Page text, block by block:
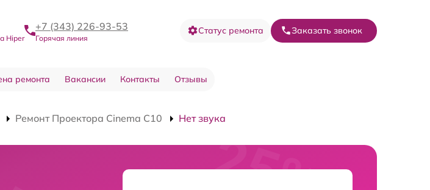
Hiper
+7 (343) 226-93-53
Горячая линия
Статус ремонта Заказать звонок
ремонта Вакансии Контакты Отзывы
Ремонт Проектора Cinema C10 Нет звука